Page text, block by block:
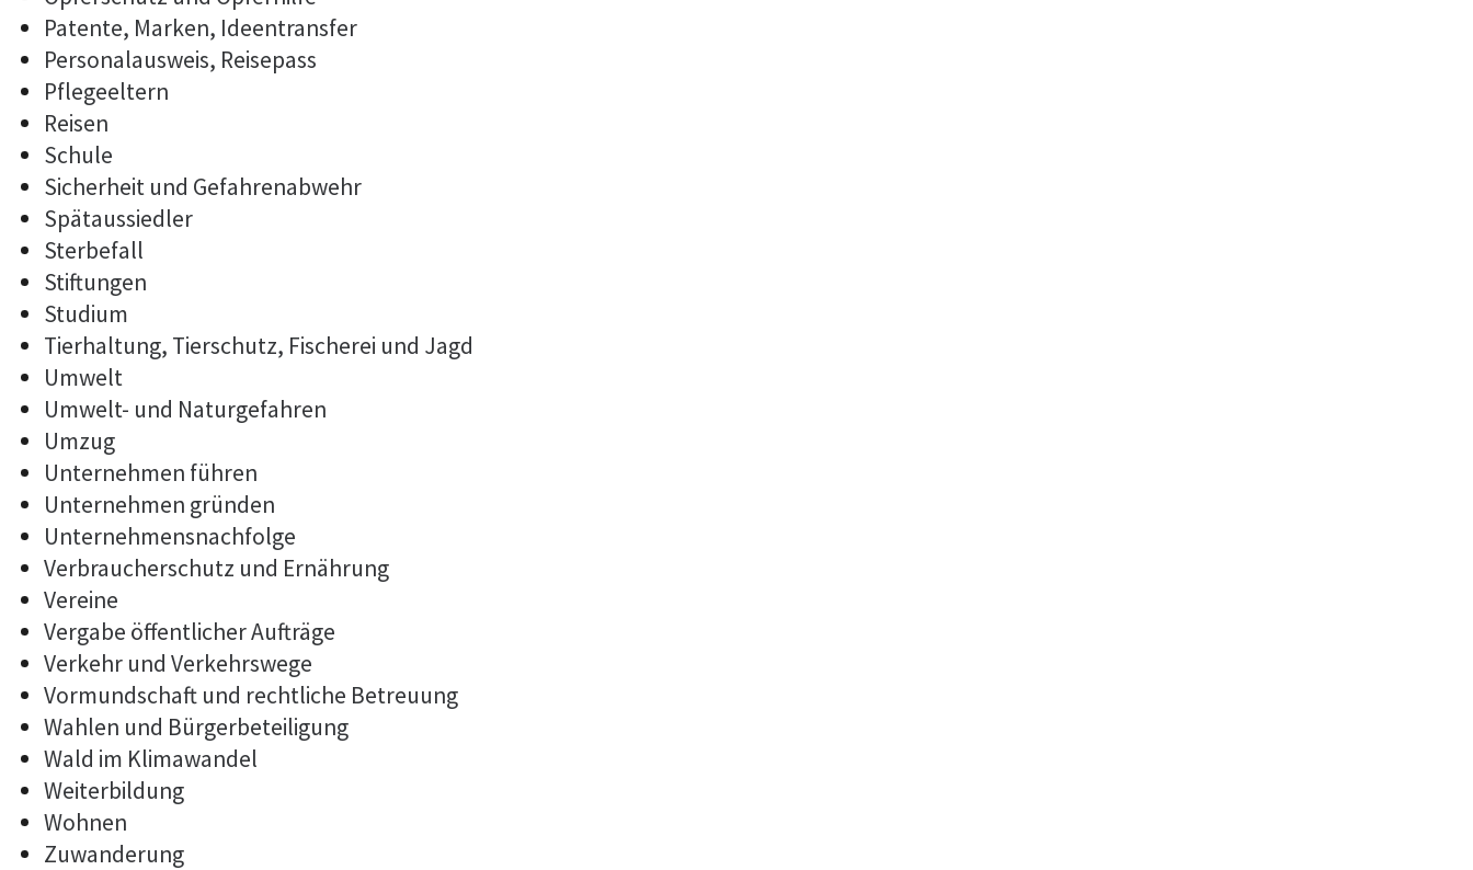
Patente, Marken, Ideentransfer
Personalausweis, Reisepass
Pflegeeltern
Reisen
Schule
Sicherheit und Gefahrenabwehr
Spätaussiedler
Sterbefall
Stiftungen
Studium
Tierhaltung, Tierschutz, Fischerei und Jagd
Umwelt
Umwelt- und Naturgefahren
Umzug
Unternehmen führen
Unternehmen gründen
Unternehmensnachfolge
Verbraucherschutz und Ernährung
Vereine
Vergabe öffentlicher Aufträge
Verkehr und Verkehrswege
Vormundschaft und rechtliche Betreuung
Wahlen und Bürgerbeteiligung
Wald im Klimawandel
Weiterbildung
Wohnen
Zuwanderung